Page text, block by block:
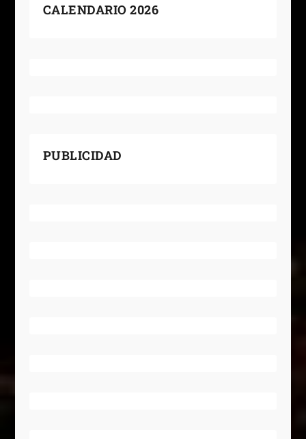
CALENDARIO 2026
PUBLICIDAD